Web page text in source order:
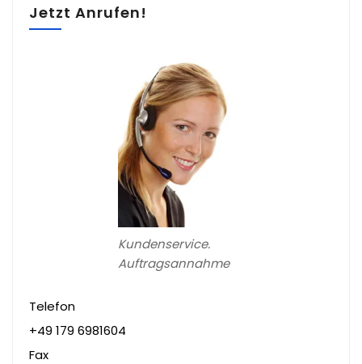
Jetzt Anrufen!
Kundenservice.
Auftragsannahme
Telefon
+49 179 6981604
Fax